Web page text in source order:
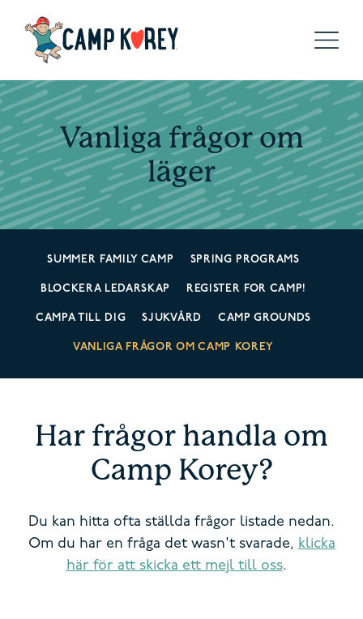
Vanliga frågor om
läger
SUMMER FAMILY CAMP SPRING PROGRAMS
BLOCKERA LEDARSKAP REGISTER FOR CAMP!
CAMPA TILL DIG SJUKVÅRD CAMP GROUNDS
VANLIGA FRÅGOR OM CAMP KOREY
Har frågor handla om
Camp Korey?
Du kan hitta ofta ställda frågor listade nedan.
Om du har en fråga det wasn'tsvarade, klicka
här för att skicka ett mejl till oss.